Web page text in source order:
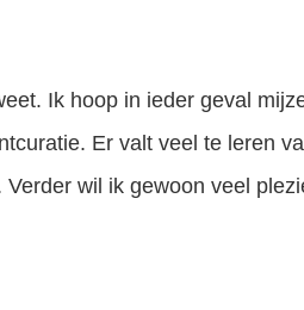
Ik hoop in ieder geval
Er valt veel te leren
wil ik gewoon veel